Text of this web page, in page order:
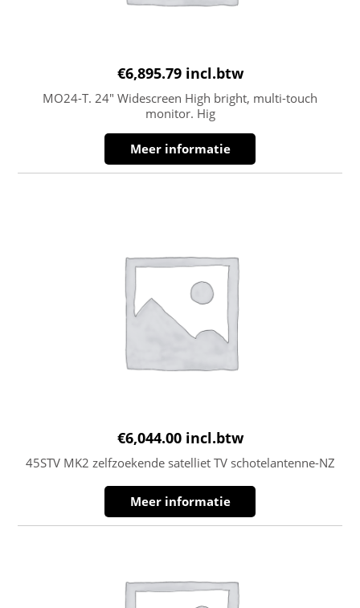
€6,895.79 incl.btw
MO24-T. 24″ Widescreen High bright, multi-touch
monitor. Hig
Meer informatie
€6,044.00 incl.btw
45STV MK2 zelfzoekende satelliet TV schotelantenne-NZ
Meer informatie